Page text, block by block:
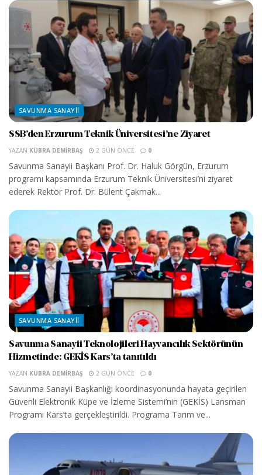
SAVUNMA SANAYII
SSB’den Erzurum Teknik Üniversitesi’ne Ziyaret
YAZAN KÜBRA DEMIRBAŞ 2 GÜN ÖNCE 0
Savunma Sanayii Başkanı Prof. Dr. Haluk Görgün, Erzurum
programı kapsamında Erzurum Teknik Üniversitesi’ni ziyaret
ederek Rektör Prof. Dr. Bülent Çakmak...
SAVUNMA SANAYII
Savunma Sanayii Teknolojileri Hayvancılık Sektörünün
Hizmetinde: GEKİS Kars’ta tanıtıldı
YAZAN KÜBRA DEMIRBAŞ 2 GÜN ÖNCE 0
Savunma Sanayii Başkanlığı koordinasyonunda hayata geçirilen
Güvenli Elektronik Küpe ve İzleme Sistemi’nin (GEKİS) Lansman
Programı Kars’ta gerçekleştirildi. Programa Tarım ve...